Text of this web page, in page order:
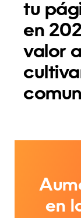
tu
en
valor
en